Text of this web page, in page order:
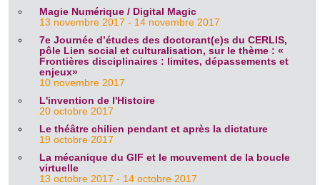
Magie Numérique / Digital Magic
13 novembre 2017 - 14 novembre 2017
7e Journée d’études des doctorant(e)s du CERLIS,
pôle Lien social et culturalisation, sur le thème : «
Frontières disciplinaires : limites, dépassements et
enjeux»
10 novembre 2017
L'invention de l'Histoire
20 octobre 2017
Le théâtre chilien pendant et après la dictature
19 octobre 2017
La mécanique du GIF et le mouvement de la boucle
virtuelle
13 octobre 2017 - 14 octobre 2017